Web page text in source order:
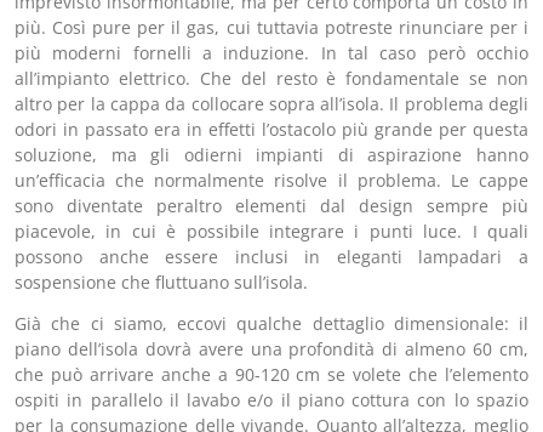
più. Così pure per il gas, cui tuttavia potreste rinunciare per i
più moderni fornelli a induzione. In tal caso però occhio
all’impianto elettrico. Che del resto è fondamentale se non
altro per la cappa da collocare sopra all’isola. Il problema degli
odori in passato era in effetti l’ostacolo più grande per questa
soluzione, ma gli odierni impianti di aspirazione hanno
un’efficacia che normalmente risolve il problema. Le cappe
sono diventate peraltro elementi dal design sempre più
piacevole, in cui è possibile integrare i punti luce. I quali
possono anche essere inclusi in eleganti lampadari a
sospensione che fluttuano sull’isola.
Già che ci siamo, eccovi qualche dettaglio dimensionale: il
piano dell’isola dovrà avere una profondità di almeno 60 cm,
che può arrivare anche a 90-120 cm se volete che l’elemento
ospiti in parallelo il lavabo e/o il piano cottura con lo spazio
per la consumazione delle vivande. Quanto all’altezza, meglio